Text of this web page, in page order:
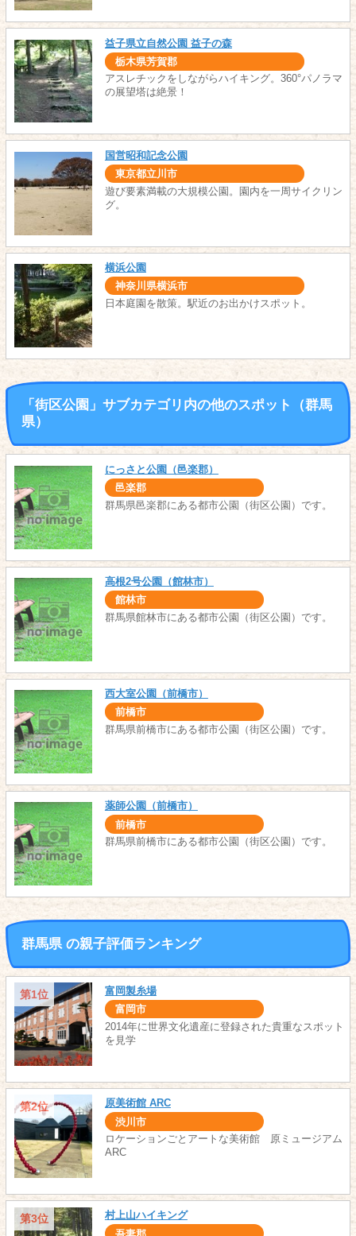
益子県立自然公園 益子の森
栃木県芳賀郡
アスレチックをしながらハイキング。360°パノラマ
の展望塔は絶景！
国営昭和記念公園
東京都立川市
遊び要素満載の大規模公園。園内を一周サイクリン
グ。
横浜公園
神奈川県横浜市
日本庭園を散策。駅近のお出かけスポット。
「街区公園」サブカテゴリ内の他のスポット（群馬
県）
にっさと公園（邑楽郡）
邑楽郡
群馬県邑楽郡にある都市公園（街区公園）です。
高根2号公園（館林市）
館林市
群馬県館林市にある都市公園（街区公園）です。
西大室公園（前橋市）
前橋市
群馬県前橋市にある都市公園（街区公園）です。
薬師公園（前橋市）
前橋市
群馬県前橋市にある都市公園（街区公園）です。
群馬県 の親子評価ランキング
第1位 富岡製糸場
富岡市
2014年に世界文化遺産に登録された貴重なスポット
を見学
第2位 原美術館 ARC
渋川市
ロケーションごとアートな美術館 原ミュージアム
ARC
第3位 村上山ハイキング